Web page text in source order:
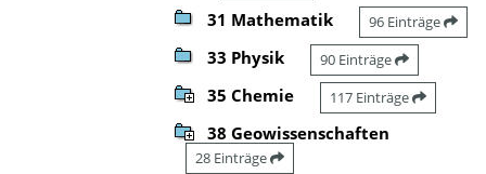
31 Mathematik 96 Einträge
33 Physik 90 Einträge
35 Chemie 117 Einträge
38 Geowissenschaften
28 Einträge